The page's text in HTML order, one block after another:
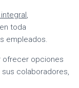
,
toda
empleados.
ofrecer opciones
colaboradores,